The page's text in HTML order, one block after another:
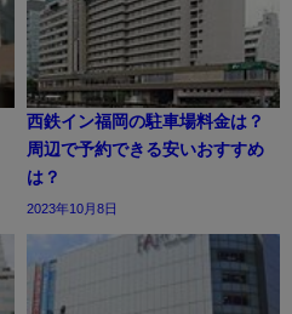
西鉄イン福岡の駐車場料金は？
周辺で予約できる安いおすすめ
は？
2023年10月8日